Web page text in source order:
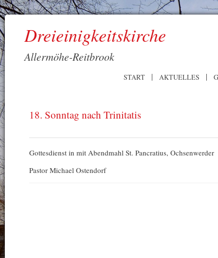
Dreieinigkeitskirche
Allermöhe-Reitbrook
START AKTUELLES
18. Sonntag nach Trinitatis
Gottesdienst in mit Abendmahl St. Pancratius, Ochsenwerder
Pastor Michael Ostendorf